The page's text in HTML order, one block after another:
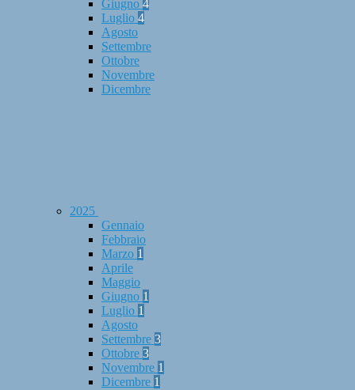
Giugno 4
Luglio 4
Agosto
Settembre
Ottobre
Novembre
Dicembre
2025
Gennaio
Febbraio
Marzo 1
Aprile
Maggio
Giugno 1
Luglio 1
Agosto
Settembre 3
Ottobre 3
Novembre 1
Dicembre 1